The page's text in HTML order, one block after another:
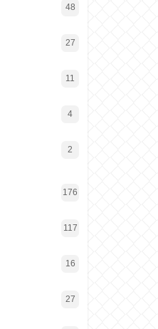
48
27
11
4
2
176
117
16
27